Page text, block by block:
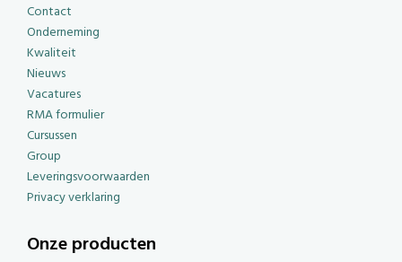
Contact
Onderneming
Kwaliteit
Nieuws
Vacatures
RMA formulier
Cursussen
Group
Leveringsvoorwaarden
Privacy verklaring
Onze producten